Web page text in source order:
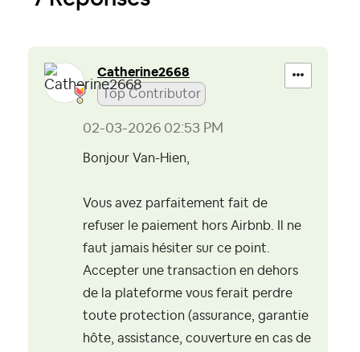
Catherine2668
Top Contributor
‎02-03-2026 02:53 PM
Bonjour Van-Hien,
Vous avez parfaitement fait de
refuser le paiement hors Airbnb. Il ne
faut jamais hésiter sur ce point.
Accepter une transaction en dehors
de la plateforme vous ferait perdre
toute protection (assurance, garantie
hôte, assistance, couverture en cas de